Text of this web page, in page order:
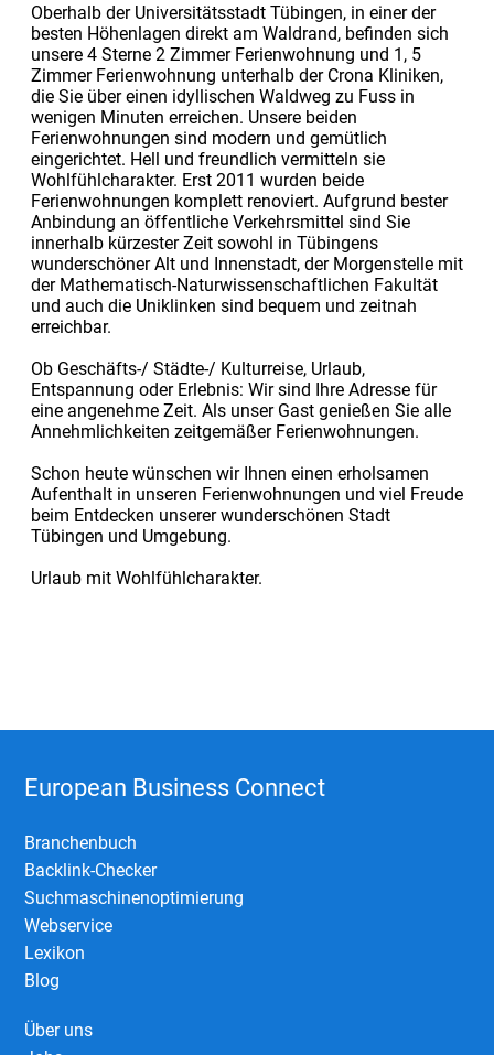
Oberhalb der Universitätsstadt Tübingen, in einer der
besten Höhenlagen direkt am Waldrand, befinden sich
unsere 4 Sterne 2 Zimmer Ferienwohnung und 1, 5
Zimmer Ferienwohnung unterhalb der Crona Kliniken,
die Sie über einen idyllischen Waldweg zu Fuss in
wenigen Minuten erreichen. Unsere beiden
Ferienwohnungen sind modern und gemütlich
eingerichtet. Hell und freundlich vermitteln sie
Wohlfühlcharakter. Erst 2011 wurden beide
Ferienwohnungen komplett renoviert. Aufgrund bester
Anbindung an öffentliche Verkehrsmittel sind Sie
innerhalb kürzester Zeit sowohl in Tübingens
wunderschöner Alt und Innenstadt, der Morgenstelle mit
der Mathematisch-Naturwissenschaftlichen Fakultät
und auch die Uniklinken sind bequem und zeitnah
erreichbar.
Ob Geschäfts-/ Städte-/ Kulturreise, Urlaub,
Entspannung oder Erlebnis: Wir sind Ihre Adresse für
eine angenehme Zeit. Als unser Gast genießen Sie alle
Annehmlichkeiten zeitgemäßer Ferienwohnungen.
Schon heute wünschen wir Ihnen einen erholsamen
Aufenthalt in unseren Ferienwohnungen und viel Freude
beim Entdecken unserer wunderschönen Stadt
Tübingen und Umgebung.
Urlaub mit Wohlfühlcharakter.
European Business Connect
Branchenbuch
Backlink-Checker
Suchmaschinenoptimierung
Webservice
Lexikon
Blog
Über uns